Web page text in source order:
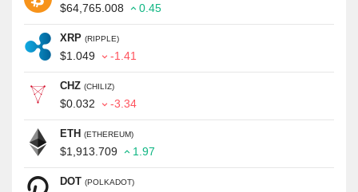
$64,765.008 0.45
XRP (RIPPLE)
$1.049 -1.41
CHZ (CHILIZ)
$0.032 -3.34
ETH (ETHEREUM)
$1,913.709 1.97
DOT (POLKADOT)